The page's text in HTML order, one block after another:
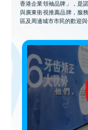
香港企業領袖品牌」，是
與廣東衛視推薦品牌，服
區及周邊城市市民的歡迎與